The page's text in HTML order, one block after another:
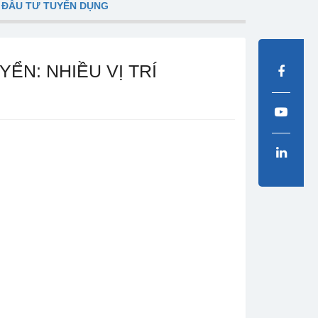
TƯ TUYỂN DỤNG
NHIỀU VỊ TRÍ